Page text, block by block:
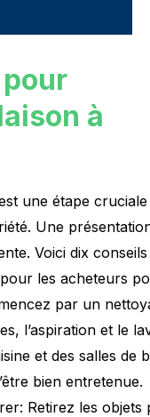
à
une étape cruciale
Une
Voici dix conseils
pour les acheteurs
par un
l’aspiration et le
et des salles de
bien entretenue.
Retirez les objets